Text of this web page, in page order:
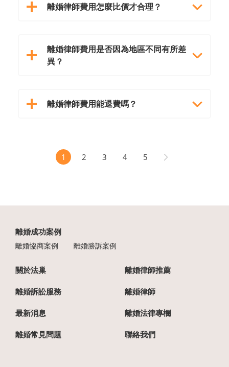
離婚律師費用怎麼比價才合理？
離婚律師費用是否因為地區不同有所差
異？
離婚律師費用能退費嗎？
1 2 3 4 5
離婚成功案例
離婚協商案例 離婚勝訴案例
關於法巢 離婚律師推薦
離婚訴訟服務 離婚律師
最新消息 離婚法律專欄
離婚常見問題 聯絡我們